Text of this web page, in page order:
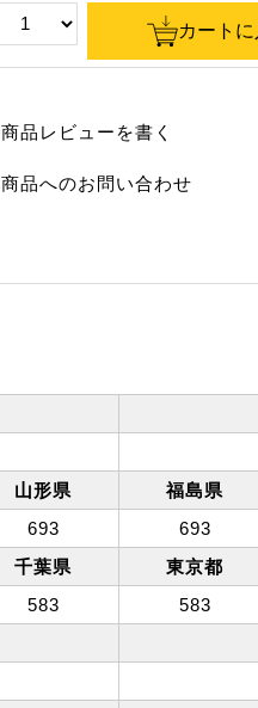
カート
商品レビューを書く
商品へのお問い合わせ
山形県
福島県
693 693
千葉県 東京都
583 583